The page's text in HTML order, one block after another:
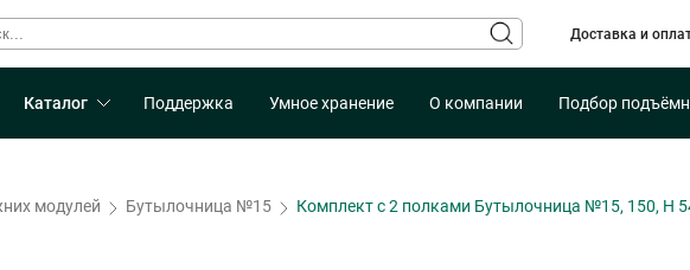
Доставка и
Каталог Поддержка Умное хранение О компании Подбор
модулей Бутылочница №15 Комплект с 2 полками Бутылочница №15, 150, H